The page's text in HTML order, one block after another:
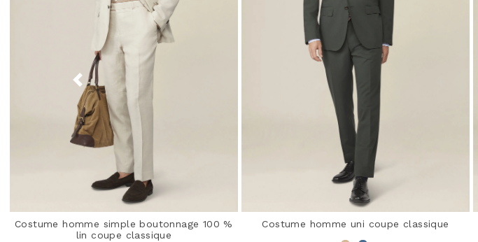
Costume homme simple boutonnage 100 %
lin coupe classique
Costume homme uni coupe classique